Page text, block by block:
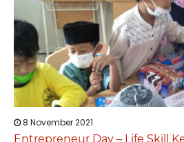
8 November 2021
Entrepreneur Day – Life Skill